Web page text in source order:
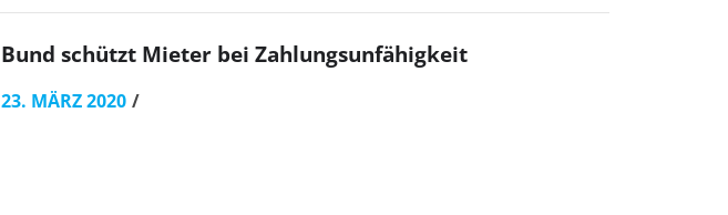
Bund schützt Mieter bei Zahlungsunfähigkeit
23. MÄRZ 2020